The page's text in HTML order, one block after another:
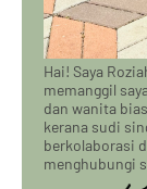
Hai! Saya
memanggil
dan wanita
kerana sudi
berkolaborasi
menghubungi